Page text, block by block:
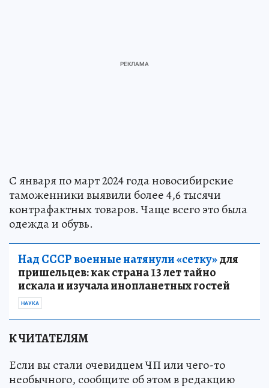
С января по март 2024 года новосибирские
таможенники выявили более 4,6 тысячи
контрафактных товаров. Чаще всего это была
одежда и обувь.
Над СССР военные натянули «сетку»для
пришельцев: как страна 13 лет тайно
искала и изучала инопланетных гостей
НАУКА
К ЧИТАТЕЛЯМ
Если вы стали очевидцем ЧП или чего-то
необычного, сообщите об этом в редакцию